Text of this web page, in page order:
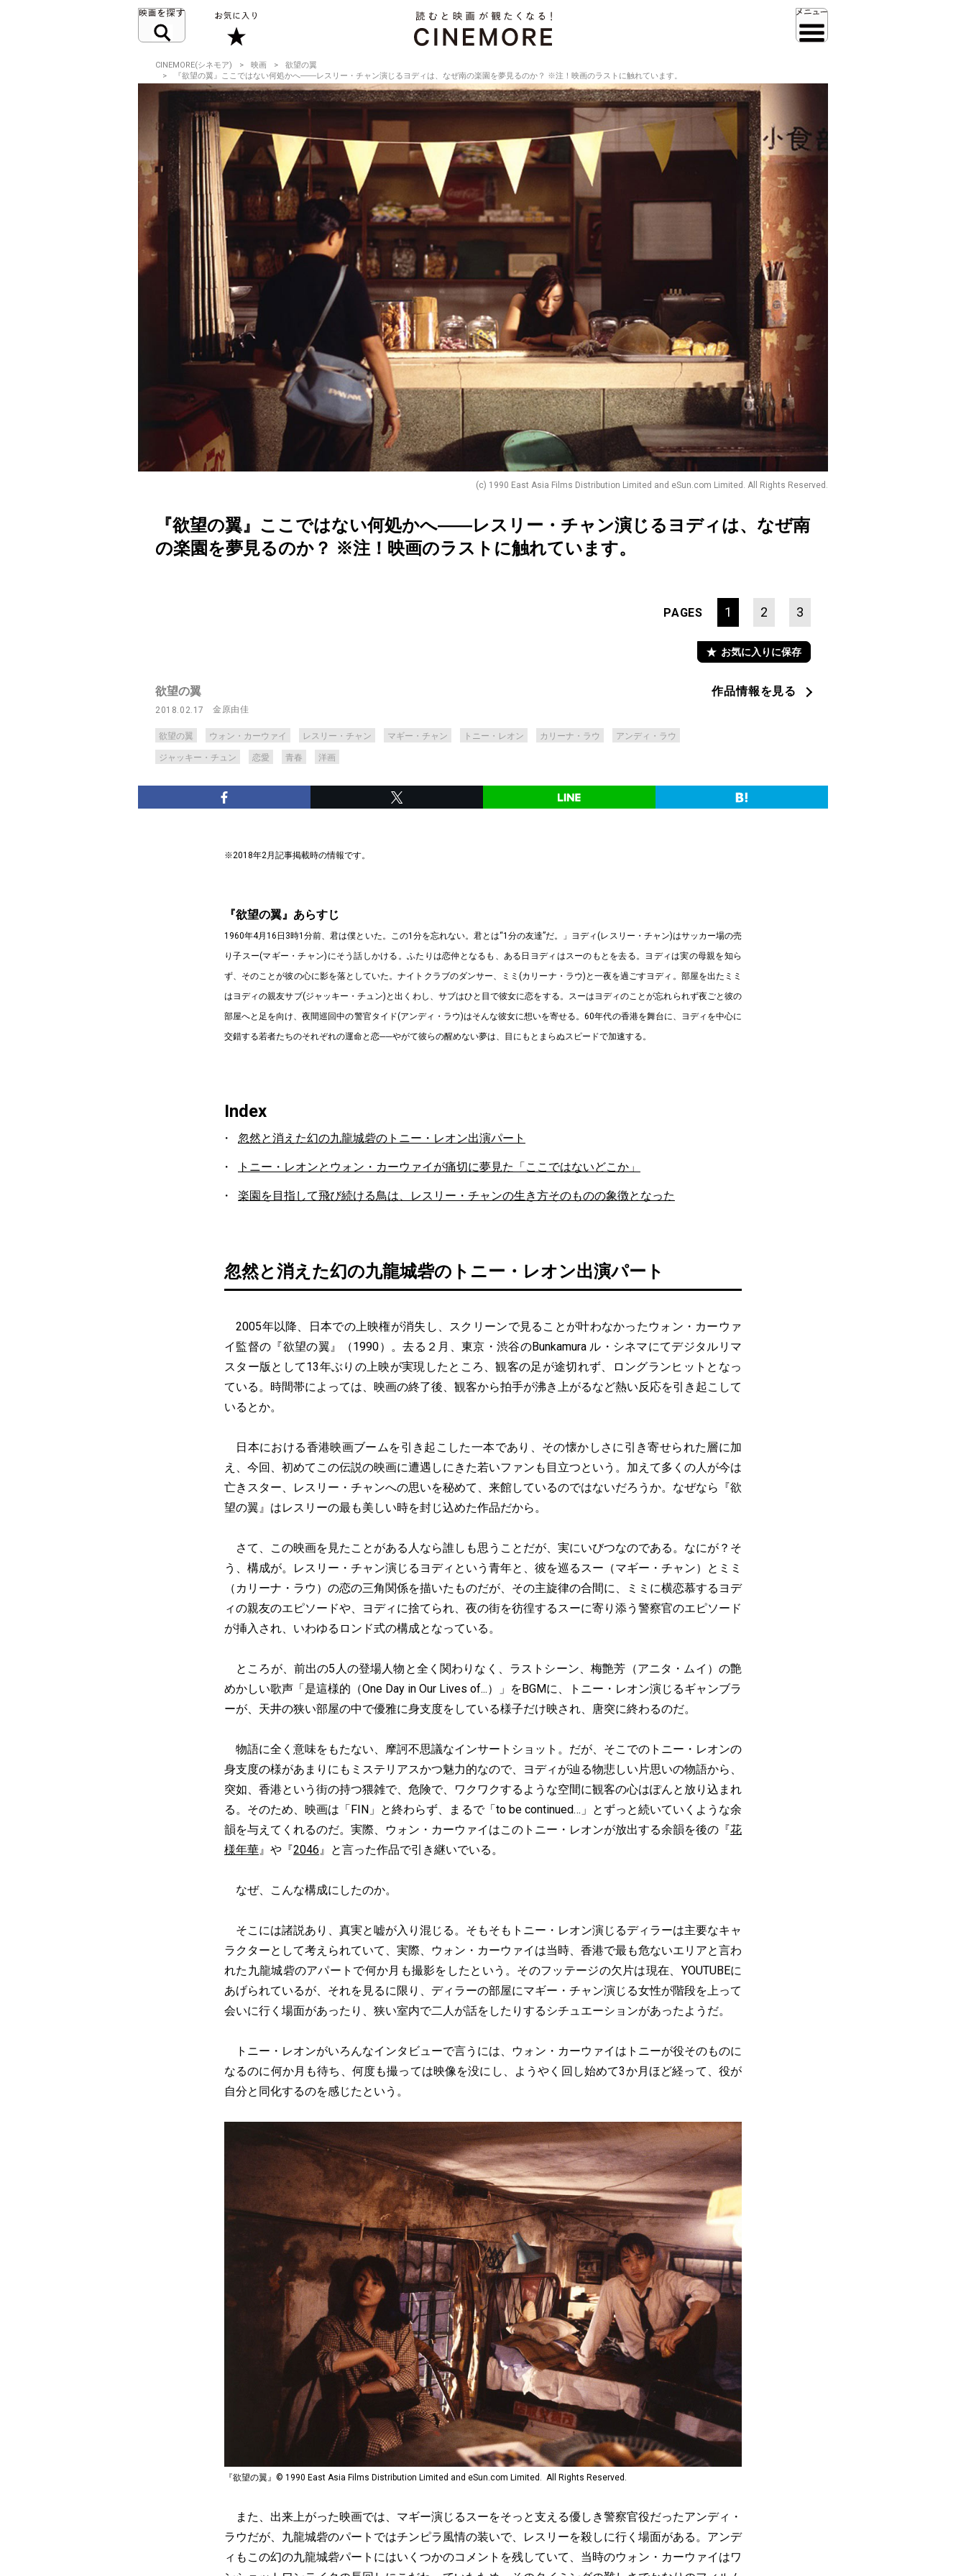
CINEMORE(シネモア) 映画
欲望の翼
『欲望の翼』ここではない何処かへ――レスリー・チャン演じるヨディは、なぜ南の楽園を夢見るのか？ ※注！映画のラストに触れています。
(c) 1990 East Asia Films Distribution Limited and eSun.com Limited. All Rights Reserved.
『欲望の翼』ここではない何処かへ――レスリー・チャン演じるヨディは、なぜ南
の楽園を夢見るのか？ ※注！映画のラストに触れています。
PAGES 1 2 3
お気に入りに保存
欲望の翼
2018.02.17 金原由佳
欲望の翼 ウォン・カーウァイ レスリー・チャン マギー・チャン トニー・レオン カリーナ・ラウ アンディ・ラウ
ジャッキー・チュン 恋愛 青春 洋画
作品情報を見る
※2018年2月記事掲載時の情報です。
『欲望の翼』あらすじ
1960年4月16日3時1分前、君は僕といた。この1分を忘れない。君とは“1分の友達”だ。」ヨディ(レスリー・チャン)はサッカー場の売
り子スー(マギー・チャン)にそう話しかける。ふたりは恋仲となるも、ある日ヨディはスーのもとを去る。ヨディは実の母親を知ら
ず、そのことが彼の心に影を落としていた。ナイトクラブのダンサー、ミミ(カリーナ・ラウ)と一夜を過ごすヨディ。部屋を出たミミ
はヨディの親友サブ(ジャッキー・チュン)と出くわし、サブはひと目で彼女に恋をする。スーはヨディのことが忘れられず夜ごと彼の
部屋へと足を向け、夜間巡回中の警官タイド(アンディ・ラウ)はそんな彼女に想いを寄せる。60年代の香港を舞台に、ヨディを中心に
交錯する若者たちのそれぞれの運命と恋──やがて彼らの醒めない夢は、目にもとまらぬスピードで加速する。
Index
忽然と消えた幻の九龍城砦のトニー・レオン出演パート
トニー・レオンとウォン・カーウァイが痛切に夢見た「ここではないどこか」
楽園を目指して飛び続ける鳥は、レスリー・チャンの生き方そのものの象徴となった
忽然と消えた幻の九龍城砦のトニー・レオン出演パート
2005年以降、日本での上映権が消失し、スクリーンで見ることが叶わなかったウォン・カーウァ
イ監督の『欲望の翼』（1990）。去る２月、東京・渋谷のBunkamura ル・シネマにてデジタルリマ
スター版として13年ぶりの上映が実現したところ、観客の足が途切れず、ロングランヒットとなっ
ている。時間帯によっては、映画の終了後、観客から拍手が沸き上がるなど熱い反応を引き起こして
いるとか。
日本における香港映画ブームを引き起こした一本であり、その懐かしさに引き寄せられた層に加
え、今回、初めてこの伝説の映画に遭遇しにきた若いファンも目立つという。加えて多くの人が今は
亡きスター、レスリー・チャンへの思いを秘めて、来館しているのではないだろうか。なぜなら『欲
望の翼』はレスリーの最も美しい時を封じ込めた作品だから。
さて、この映画を見たことがある人なら誰しも思うことだが、実にいびつなのである。なにが？そ
う、構成が。レスリー・チャン演じるヨディという青年と、彼を巡るスー（マギー・チャン）とミミ
（カリーナ・ラウ）の恋の三角関係を描いたものだが、その主旋律の合間に、ミミに横恋慕するヨデ
ィの親友のエピソードや、ヨディに捨てられ、夜の街を彷徨するスーに寄り添う警察官のエピソード
が挿入され、いわゆるロンド式の構成となっている。
ところが、前出の5人の登場人物と全く関わりなく、ラストシーン、梅艶芳（アニタ・ムイ）の艶
めかしい歌声「是這様的（One Day in Our Lives of...）」をBGMに、トニー・レオン演じるギャンブラ
ーが、天井の狭い部屋の中で優雅に身支度をしている様子だけ映され、唐突に終わるのだ。
物語に全く意味をもたない、摩訶不思議なインサートショット。だが、そこでのトニー・レオンの
身支度の様があまりにもミステリアスかつ魅力的なので、ヨディが辿る物悲しい片思いの物語から、
突如、香港という街の持つ猥雑で、危険で、ワクワクするような空間に観客の心はぽんと放り込まれ
る。そのため、映画は「FIN」と終わらず、まるで「to be continued…」とずっと続いていくような余
韻を与えてくれるのだ。実際、ウォン・カーウァイはこのトニー・レオンが放出する余韻を後の『花
様年華』や『2046』と言った作品で引き継いでいる。
なぜ、こんな構成にしたのか。
そこには諸説あり、真実と嘘が入り混じる。そもそもトニー・レオン演じるディラーは主要なキャ
ラクターとして考えられていて、実際、ウォン・カーウァイは当時、香港で最も危ないエリアと言わ
れた九龍城砦のアパートで何か月も撮影をしたという。そのフッテージの欠片は現在、YOUTUBEに
あげられているが、それを見るに限り、ディラーの部屋にマギー・チャン演じる女性が階段を上って
会いに行く場面があったり、狭い室内で二人が話をしたりするシチュエーションがあったようだ。
トニー・レオンがいろんなインタビューで言うには、ウォン・カーウァイはトニーが役そのものに
なるのに何か月も待ち、何度も撮っては映像を没にし、ようやく回し始めて3か月ほど経って、役が
自分と同化するのを感じたという。
『欲望の翼』© 1990 East Asia Films Distribution Limited and eSun.com Limited. All Rights Reserved.
また、出来上がった映画では、マギー演じるスーをそっと支える優しき警察官役だったアンディ・
ラウだが、九龍城砦のパートではチンピラ風情の装いで、レスリーを殺しに行く場面がある。アンデ
ィもこの幻の九龍城砦パートにはいくつかのコメントを残していて、当時のウォン・カーウァイはワ